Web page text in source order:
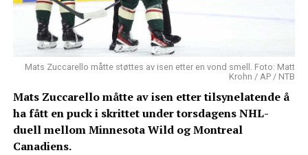
Mats Zuccarello måtte støttes av isen etter en vond smell. Foto: Matt
Krohn / AP / NTB
Mats Zuccarello måtte av isen etter tilsynelatende å
ha fått en puck i skrittet under torsdagens NHL-
duell mellom Minnesota Wild og Montreal
Canadiens.